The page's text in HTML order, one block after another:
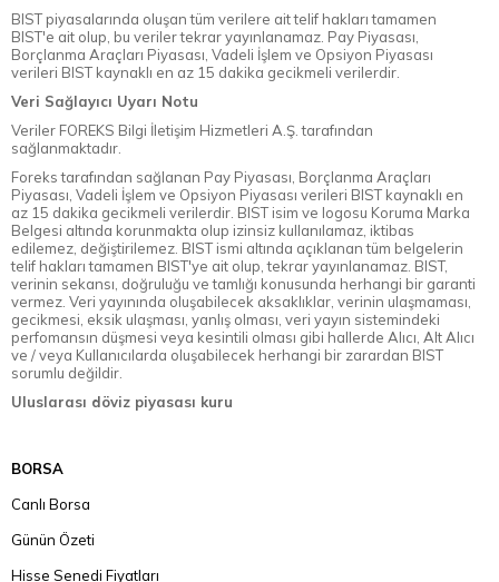
BIST piyasalarında oluşan tüm verilere ait telif hakları tamamen
BIST'e ait olup, bu veriler tekrar yayınlanamaz. Pay Piyasası,
Borçlanma Araçları Piyasası, Vadeli İşlem ve Opsiyon Piyasası
verileri BIST kaynaklı en az 15 dakika gecikmeli verilerdir.
Veri Sağlayıcı Uyarı Notu
Veriler FOREKS Bilgi İletişim Hizmetleri A.Ş. tarafından
sağlanmaktadır.
Foreks tarafından sağlanan Pay Piyasası, Borçlanma Araçları
Piyasası, Vadeli İşlem ve Opsiyon Piyasası verileri BIST kaynaklı en
az 15 dakika gecikmeli verilerdir. BIST isim ve logosu Koruma Marka
Belgesi altında korunmakta olup izinsiz kullanılamaz, iktibas
edilemez, değiştirilemez. BIST ismi altında açıklanan tüm belgelerin
telif hakları tamamen BIST'ye ait olup, tekrar yayınlanamaz. BIST,
verinin sekansı, doğruluğu ve tamlığı konusunda herhangi bir garanti
vermez. Veri yayınında oluşabilecek aksaklıklar, verinin ulaşmaması,
gecikmesi, eksik ulaşması, yanlış olması, veri yayın sistemindeki
perfomansın düşmesi veya kesintili olması gibi hallerde Alıcı, Alt Alıcı
ve / veya Kullanıcılarda oluşabilecek herhangi bir zarardan BIST
sorumlu değildir.
Uluslarası döviz piyasası kuru
BORSA
Canlı Borsa
Günün Özeti
Hisse Senedi Fiyatları